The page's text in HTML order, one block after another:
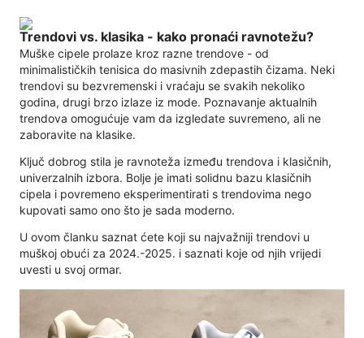
Trendovi vs. klasika - kako pronaći ravnotežu?
Muške cipele prolaze kroz razne trendove - od
minimalističkih tenisica do masivnih zdepastih čizama. Neki
trendovi su bezvremenski i vraćaju se svakih nekoliko
godina, drugi brzo izlaze iz mode. Poznavanje aktualnih
trendova omogućuje vam da izgledate suvremeno, ali ne
zaboravite na klasike.
Ključ dobrog stila je ravnoteža između trendova i klasičnih,
univerzalnih izbora. Bolje je imati solidnu bazu klasičnih
cipela i povremeno eksperimentirati s trendovima nego
kupovati samo ono što je sada moderno.
U ovom članku saznat ćete koji su najvažniji trendovi u
muškoj obući za 2024.-2025. i saznati koje od njih vrijedi
uvesti u svoj ormar.